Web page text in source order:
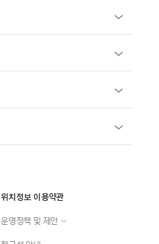
위치정보 이용약관
운영정책 및 제안